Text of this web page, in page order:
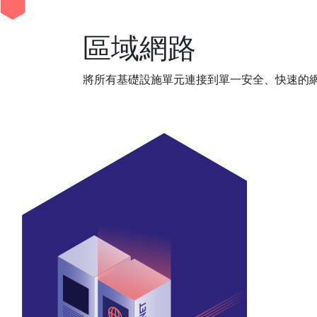
區域網路
將所有基礎設施單元連接到單一安全、快速的